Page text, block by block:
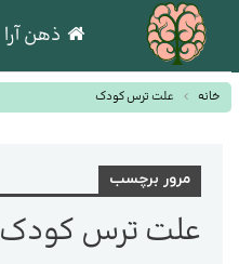
ذهن آرا
خانه علت ترس کودک
مرور برچسب
علت ترس کودک